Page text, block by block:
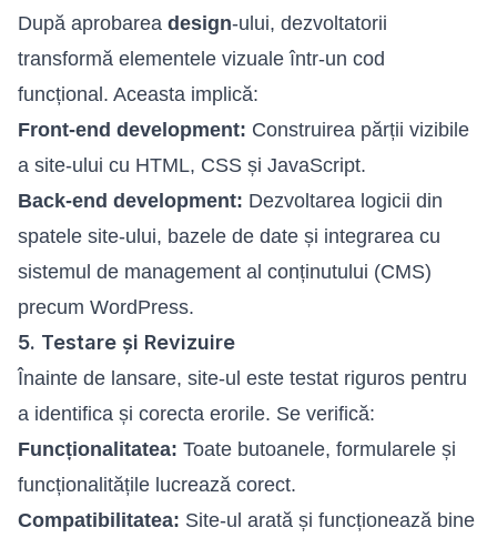
După aprobarea design-ului, dezvoltatorii
transformă elementele vizuale într-un cod
funcțional. Aceasta implică:
Front-end development: Construirea părții vizibile
a site-ului cu HTML, CSS și JavaScript.
Back-end development: Dezvoltarea logicii din
spatele site-ului, bazele de date și integrarea cu
sistemul de management al conținutului (CMS)
precum WordPress.
5. Testare și Revizuire
Înainte de lansare, site-ul este testat riguros pentru
a identifica și corecta erorile. Se verifică:
Funcționalitatea: Toate butoanele, formularele și
funcționalitățile lucrează corect.
Compatibilitatea: Site-ul arată și funcționează bine